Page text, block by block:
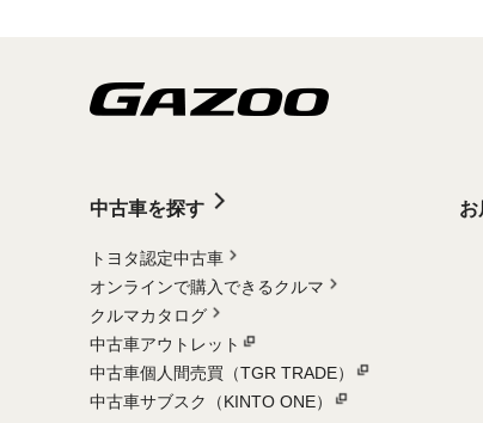
中古車を探す
トヨタ認定中古車
オンラインで購入できるクルマ
クルマカタログ
中古車アウトレット
中古車個人間売買（TGR TRADE）
中古車サブスク（KINTO ONE）
お